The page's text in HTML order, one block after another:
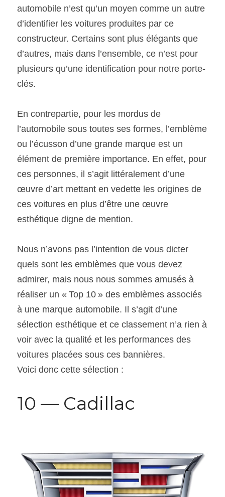
SOUMISSION RAPIDE
ASSURANCE
automobile n’est qu’un moyen comme un autre
d’identifier les voitures produites par ce
constructeur. Certains sont plus élégants que
d’autres, mais dans l’ensemble, ce n’est pour
plusieurs qu’une identification pour notre porte-
clés.
En contrepartie, pour les mordus de
l’automobile sous toutes ses formes, l’emblème
ou l’écusson d’une grande marque est un
élément de première importance. En effet, pour
ces personnes, il s’agit littéralement d’une
œuvre d’art mettant en vedette les origines de
ces voitures en plus d’être une œuvre
esthétique digne de mention.
Nous n’avons pas l’intention de vous dicter
quels sont les emblèmes que vous devez
admirer, mais nous nous sommes amusés à
réaliser un « Top 10 » des emblèmes associés
à une marque automobile. Il s’agit d’une
sélection esthétique et ce classement n’a rien à
voir avec la qualité et les performances des
voitures placées sous ces bannières.
Voici donc cette sélection :
10 — Cadillac